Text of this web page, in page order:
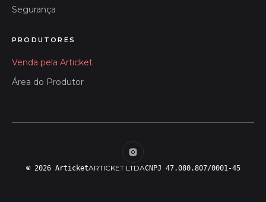
Segurança
PRODUTORES
Venda pela Articket
Área do Produtor
© 2026 ArticketARTICKET LTDACNPJ 47.080.807/0001-45